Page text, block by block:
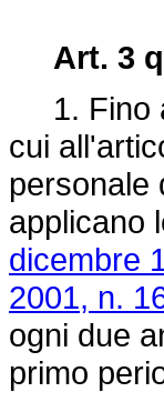
Art. 3
1. Fino
cui
personale
applicano
dicembre
2001, n.
ogni due
primo